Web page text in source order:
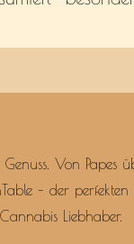
Von Papes
– der perfekten
Liebhaber.